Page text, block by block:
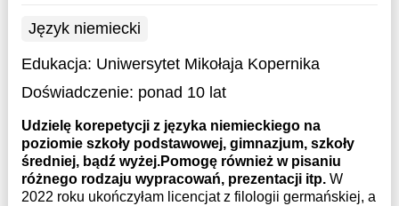
Język niemiecki
Edukacja: Uniwersytet Mikołaja Kopernika
Doświadczenie: ponad 10 lat
Udzielę korepetycji z języka niemieckiego na
poziomie szkoły podstawowej, gimnazjum, szkoły
średniej, bądź wyżej.Pomogę również w pisaniu
różnego rodzaju wypracowań, prezentacji itp. W
2022 roku ukończyłam licencjat z filologii germańskiej, a